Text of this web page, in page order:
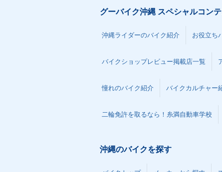
グーバイク沖縄 スペシャルコン
沖縄ライダーのバイク紹介 お役立ち
バイクショップレビュー掲載店一覧
憧れのバイク紹介 バイクカルチャー
二輪免許を取るなら！糸満自動車学校
沖縄のバイクを探す